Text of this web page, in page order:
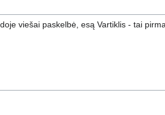
viešai paskelbė, esą Vartiklis - tai